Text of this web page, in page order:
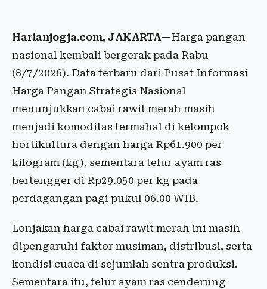
Harianjogja.com, JAKARTA—Harga pangan
nasional kembali bergerak pada Rabu
(8/7/2026). Data terbaru dari Pusat Informasi
Harga Pangan Strategis Nasional
menunjukkan cabai rawit merah masih
menjadi komoditas termahal di kelompok
hortikultura dengan harga Rp61.900 per
kilogram (kg), sementara telur ayam ras
bertengger di Rp29.050 per kg pada
perdagangan pagi pukul 06.00 WIB.
Lonjakan harga cabai rawit merah ini masih
dipengaruhi faktor musiman, distribusi, serta
kondisi cuaca di sejumlah sentra produksi.
Sementara itu, telur ayam ras cenderung